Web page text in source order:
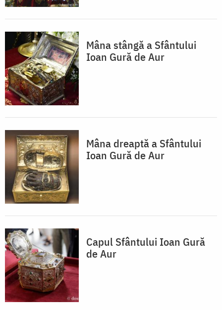
Mâna stângă a Sfântului
Ioan Gură de Aur
Mâna dreaptă a Sfântului
Ioan Gură de Aur
Capul Sfântului Ioan Gură
de Aur